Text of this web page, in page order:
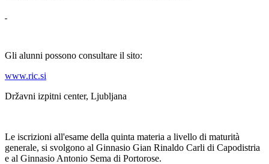
Gli alunni possono consultare il sito:
www.ric.si
Državni izpitni center, Ljubljana
Le iscrizioni all'esame della quinta materia a livello di maturità
generale, si svolgono al Ginnasio Gian Rinaldo Carli di Capodistria
e al Ginnasio Antonio Sema di Portorose.